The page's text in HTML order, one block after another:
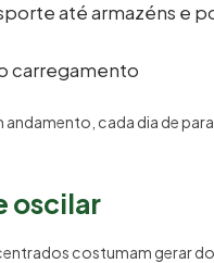
até armazéns e
carregamento
andamento, cada dia de
oscilar
costumam gerar